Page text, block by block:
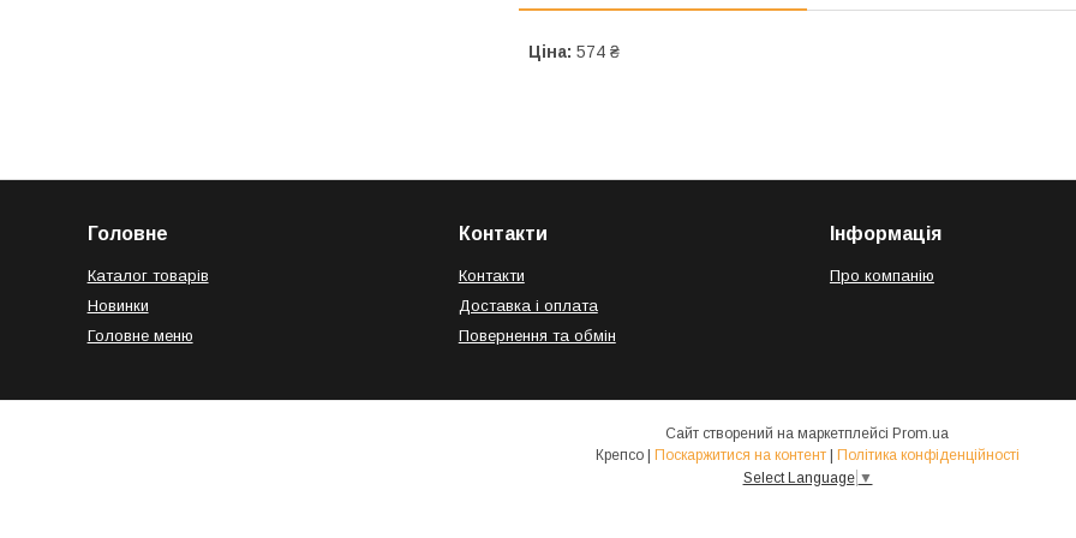
Ціна: 574 ₴
Головне
Каталог товарів
Новинки
Головне меню
Контакти
Контакти
Доставка і оплата
Повернення та обмін
Інформація
Про компанію
Сайт створений на маркетплейсі Prom.ua
Крепсо | Поскаржитися на контент | Політика конфіденційності
Select Language ▼